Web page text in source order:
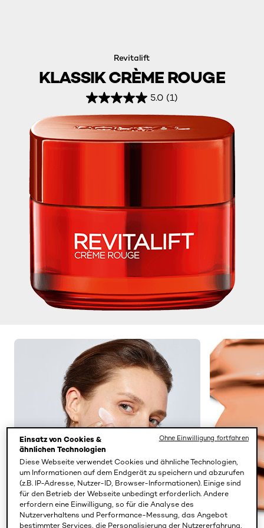
Revitalift
KLASSIK CRÈME ROUGE
5.0 (1)
Einsatz von Cookies &
ähnlichen Technologien
Diese Webseite verwendet Cookies und ähnliche Technologien,
um Informationen auf dem Endgerät zu speichern und abzurufen
(z.B. IP-Adresse, Nutzer-ID, Browser-Informationen). Einige sind
für den Betrieb der Webseite unbedingt erforderlich. Andere
erfordern eine Einwilligung, so für die Analyse des
Nutzerverhaltens und Performance-Messung, das Angebot
bestimmter Services, die Personalisierung der Nutzererfahrung,
Ohne Einwilligung fortfahren